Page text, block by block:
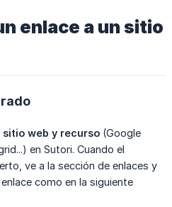
enlace a un sitio
sitio web y recurso (Google
en Sutori. Cuando el
ve a la sección de enlaces y
como en la siguiente